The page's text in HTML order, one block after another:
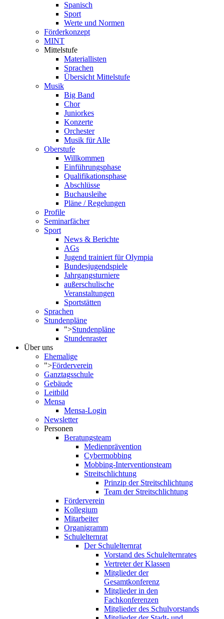
Spanisch
Sport
Werte und Normen
Förderkonzept
MINT
Mittelstufe
Materiallisten
Sprachen
Übersicht Mittelstufe
Musik
Big Band
Chor
Juniorkes
Konzerte
Orchester
Musik für Alle
Oberstufe
Willkommen
Einführungsphase
Qualifikationsphase
Abschlüsse
Buchausleihe
Pläne / Regelungen
Profile
Seminarfächer
Sport
News & Berichte
AGs
Jugend trainiert für Olympia
Bundesjugendspiele
Jahrgangsturniere
außerschulische
Veranstaltungen
Sportstätten
Sprachen
Stundenpläne
">Stundenpläne
Stundenraster
Über uns
Ehemalige
">Förderverein
Ganztagsschule
Gebäude
Leitbild
Mensa
Mensa-Login
Newsletter
Personen
Beratungsteam
Medienprävention
Cybermobbing
Mobbing-Interventionsteam
Streitschlichtung
Prinzip der Streitschlichtung
Team der Streitschlichtung
Förderverein
Kollegium
Mitarbeiter
Organigramm
Schulelternrat
Der Schulelternrat
Vorstand des Schulelternrates
Vertreter der Klassen
Mitglieder der
Gesamtkonferenz
Mitglieder in den
Fachkonferenzen
Mitglieder des Schulvorstands